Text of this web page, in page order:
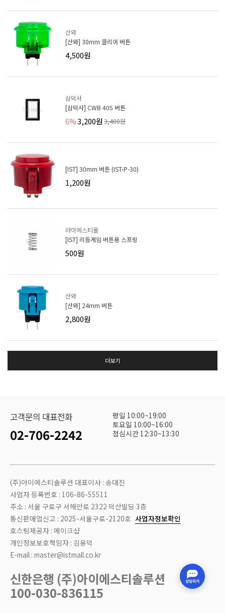
산와
[산와] 30mm 클리어 버튼
4,500원
삼덕사
[삼덕사] CWB 405 버튼
6%3,200원 3,400원
[IST] 30mm 버튼 (IST-P-30)
1,200원
아이에스티몰
[IST] 리듬게임 버튼용 스프링
500원
산와
[산와] 24mm 버튼
2,800원
더보기
고객문의 대표전화
02-706-2242
평일 10:00~19:00
토요일 10:00~16:00
점심시간 12:30~13:30
(주)아이에스티솔루션 대표이사 : 송대진
사업자 등록번호 : 106-86-55511
주소 : 서울 구로구 서해안로 2322 덕산빌딩 3층
통신판매업신고 : 2025-서울구로-2120호 사업자정보확인
호스팅제공자 : 메이크샵
개인정보보호책임자 : 김용덕
E-mail : master@istmall.co.kr
신한은행 (주)아이에스티솔루션
100-030-836115